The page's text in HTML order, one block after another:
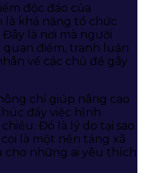
độc đáo của
khả năng tổ chức
là nơi mà người
quan điểm, tranh luận
về các chủ đề gây
chỉ giúp nâng cao
đẩy việc hình
Đó là lý do tại sao
là một nền tảng xã
cho những ai yêu thích